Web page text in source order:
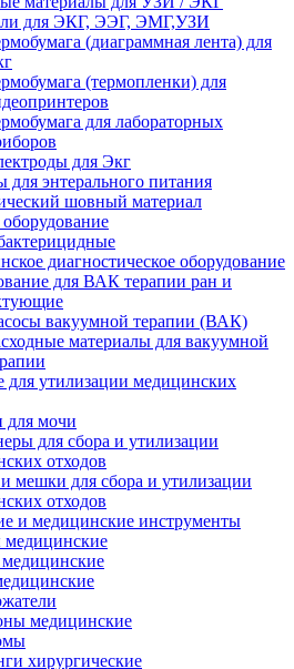
для ЭКГ, ЭЭГ, ЭМГ,УЗИ
(диаграммная лента) для
(термопленки) для
для лабораторных
для Экг
для энтерального питания
шовный материал
диагностическое оборудование
для ВАК терапии ран и
вакуумной терапии (ВАК)
материалы для вакуумной
для утилизации медицинских
для мочи
для сбора и утилизации
отходов
мешки для сбора и утилизации
отходов
и медицинские инструменты
медицинские
медицинские
хирургические